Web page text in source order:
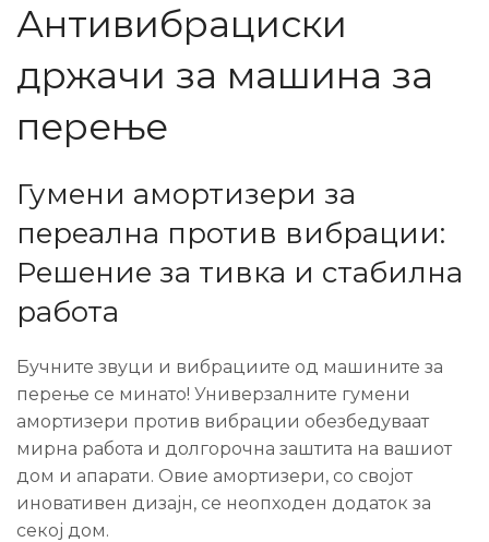
Антивибрaциски
држачи за машина за
перење
Гумени амортизери за
переална против вибрации:
Решение за тивка и стабилна
работа
Бучните звуци и вибрациите од машините за
перење се минато! Универзалните гумени
амортизери против вибрации обезбедуваат
мирна работа и долгорочна заштита на вашиот
дом и апарати. Овие амортизери, со својот
иновативен дизајн, се неопходен додаток за
секој дом.